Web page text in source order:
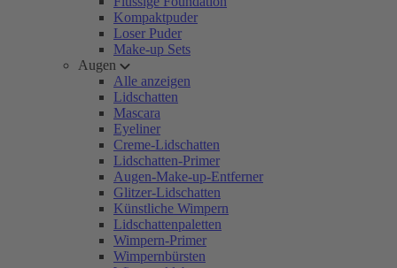
Kompaktpuder
Loser Puder
Make-up Sets
Augen
Alle anzeigen
Lidschatten
Mascara
Eyeliner
Creme-Lidschatten
Lidschatten-Primer
Augen-Make-up-Entferner
Glitzer-Lidschatten
Künstliche Wimpern
Lidschattenpaletten
Wimpern-Primer
Wimpernbürsten